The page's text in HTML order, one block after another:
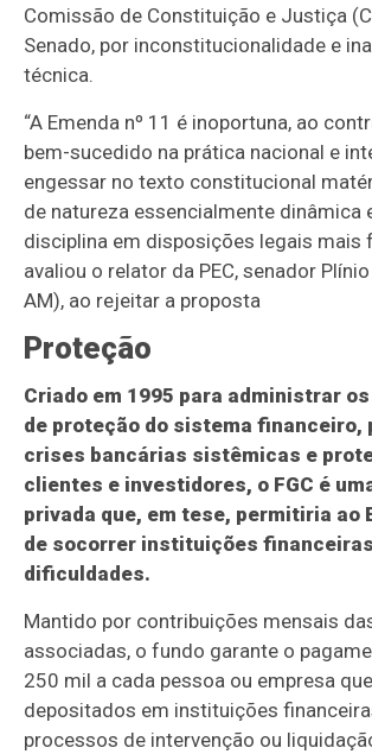
Comissão de Constituição e Justiça
Senado, por inconstitucionalidade e
técnica.
“A Emenda nº 11 é inoportuna, ao
bem-sucedido na prática nacional e
engessar no texto constitucional
de natureza essencialmente dinâmica
disciplina em disposições legais mais
avaliou o relator da PEC, senador
AM), ao rejeitar a proposta
Proteção
Criado em 1995 para administrar
de proteção do sistema financeiro,
crises bancárias sistêmicas e
clientes e investidores, o FGC é
privada que, em tese, permitiria ao
de socorrer instituições
dificuldades.
Mantido por contribuições mensais
associadas, o fundo garante o
250 mil a cada pessoa ou empresa
depositados em instituições
processos de intervenção ou